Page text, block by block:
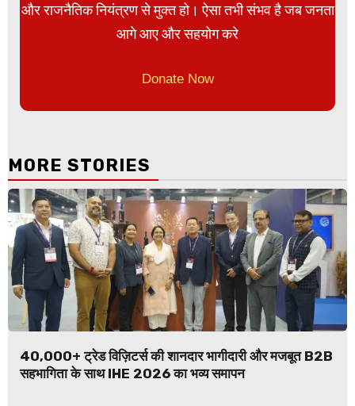
और राजनैतिक नियंत्रण से मुक्त हो। ऐसा तभी संभव है जब जनता
आगे आए और सहयोग करे
Donate Now
MORE STORIES
40,000+ ट्रेड विज़िटर्स की शानदार भागीदारी और मजबूत B2B
सहभागिता के साथ IHE 2026 का भव्य समापन